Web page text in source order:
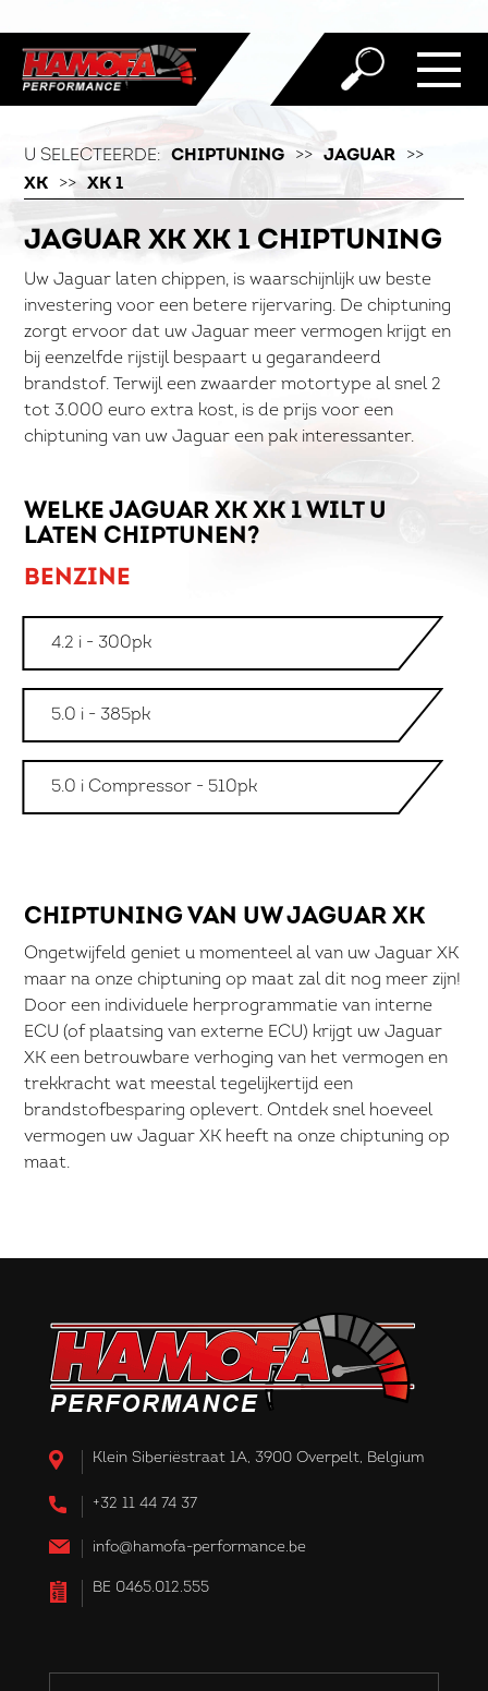
U SELECTEERDE: CHIPTUNING >> JAGUAR
>>
XK
>> XK 1
JAGUAR XK XK 1 CHIPTUNING
Uw Jaguar laten chippen, is waarschijnlijk uw beste
investering voor een betere rijervaring. De chiptuning
zorgt ervoor dat uw Jaguar meer vermogen krijgt en
bij eenzelfde rijstijl bespaart u gegarandeerd
brandstof. Terwijl een zwaarder motortype al snel 2
tot 3.000 euro extra kost, is de prijs voor een
chiptuning van uw Jaguar een pak interessanter.
WELKE JAGUAR XK XK 1 WILT U
LATEN CHIPTUNEN?
BENZINE
4.2 i - 300pk
5.0 i - 385pk
5.0 i Compressor - 510pk
CHIPTUNING VAN UW JAGUAR XK
Ongetwijfeld geniet u momenteel al van uw Jaguar XK
maar na onze chiptuning op maat zal dit nog meer zijn!
Door een individuele herprogrammatie van interne
ECU (of plaatsing van externe ECU) krijgt uw Jaguar
XK een betrouwbare verhoging van het vermogen en
trekkracht wat meestal tegelijkertijd een
brandstofbesparing oplevert. Ontdek snel hoeveel
vermogen uw Jaguar XK heeft na onze chiptuning op
maat.
Klein Siberiëstraat 1A, 3900 Overpelt, Belgium
+32 11 44 74 37
info@hamofa-performance.be
BE 0465.012.555